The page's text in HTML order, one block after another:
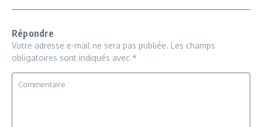
Répondre
Votre adresse e-mail ne sera pas publiée. Les champs
obligatoires sont indiqués avec *